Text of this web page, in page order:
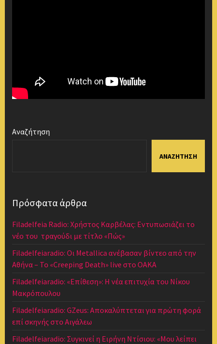
Αναζήτηση
ΑΝΑΖΉΤΗΣΗ
Πρόσφατα άρθρα
Filadelfeia Radio: Χρήστος Καρβέλας: Εντυπωσιάζει το
νέο του τραγούδι με τίτλο «Πώς»
Filadelfeiaradio: Οι Metallica ανέβασαν βίντεο από την
Αθήνα – Το «Creeping Death» live στο ΟΑΚΑ
Filadelfeiaradio: «Επίθεση»: Η νέα επιτυχία του Νίκου
Μακρόπουλου
Filadelfeiaradio: GZeus: Αποκαλύπτεται για πρώτη φορά
επί σκηνής στο Αιγάλεω
Filadelfeiaradio: Συγκινεί η Ειρήνη Ντίσιου: «Μου λείπει